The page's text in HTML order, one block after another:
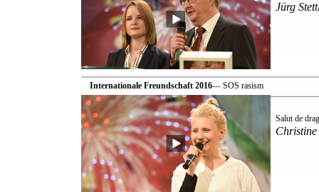
Jürg
Internationale Freundschaft 2016— SOS rasism
Salut de
Christine